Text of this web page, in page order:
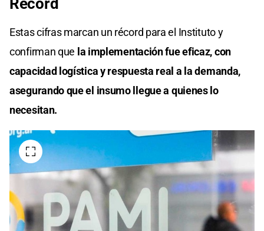
Estas cifras marcan un récord para el Instituto y
confirman que la implementación fue eficaz, con
capacidad logística y respuesta real a la demanda,
asegurando que el insumo llegue a quienes lo
necesitan.